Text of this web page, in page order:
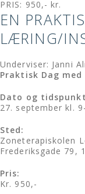
PRIS: 950,- kr.
EN
LÆRING/
Underviser: Janni
Praktisk Dag
Dato og
27. september kl.
Sted:
Zoneterapiskolen
Frederiksgade 79,
Pris:
Kr. 950,-